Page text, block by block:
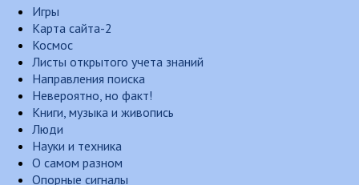
Игры
Карта сайта-2
Космос
Листы открытого учета знаний
Направления поиска
Невероятно, но факт!
Книги, музыка и живопись
Люди
Науки и техника
О самом разном
Опорные сигналы